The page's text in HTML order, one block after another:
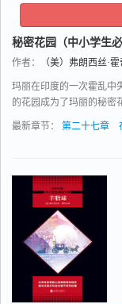
秘密花园（中小学生必
作者： （美）弗朗西丝·
玛丽在印度的一次霍乱中
的花园成为了玛丽的秘密
最新章节： 第二十七章